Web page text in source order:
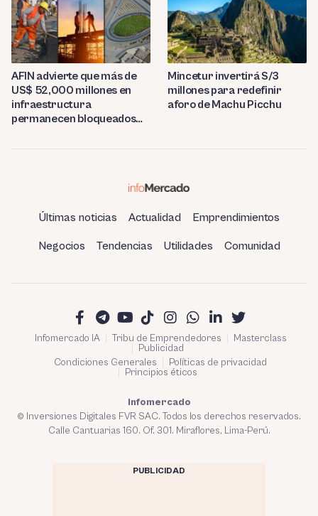
AFIN advierte que más de
US$ 52,000 millones en
infraestructura
permanecen bloqueados
Mincetur invertirá S/3
millones para redefinir
aforo de Machu Picchu
Últimas noticias Actualidad Emprendimientos
Negocios Tendencias Utilidades Comunidad
Infomercado IA Tribu de Emprendedores
Masterclass
Publicidad
Condiciones Generales
Políticas de privacidad
Principios éticos
Infomercado
© Inversiones Digitales FVR SAC. Todos los derechos reservados.
Calle Cantuarias 160. Of. 301. Miraflores, Lima-Perú.
PUBLICIDAD